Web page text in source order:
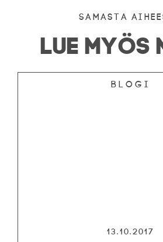
Samasta
LUE MYÖS
Blogi
13.10.2017